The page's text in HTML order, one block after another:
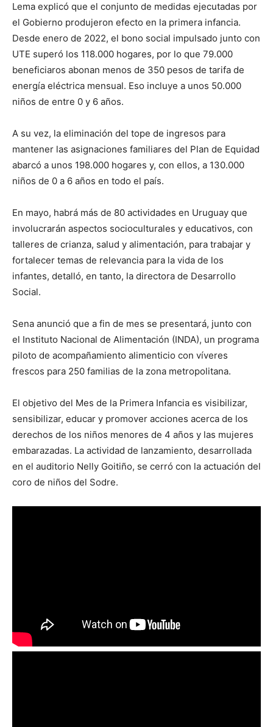
Lema explicó que el conjunto de medidas ejecutadas por
el Gobierno produjeron efecto en la primera infancia.
Desde enero de 2022, el bono social impulsado junto con
UTE superó los 118.000 hogares, por lo que 79.000
beneficiaros abonan menos de 350 pesos de tarifa de
energía eléctrica mensual. Eso incluye a unos 50.000
niños de entre 0 y 6 años.
A su vez, la eliminación del tope de ingresos para
mantener las asignaciones familiares del Plan de Equidad
abarcó a unos 198.000 hogares y, con ellos, a 130.000
niños de 0 a 6 años en todo el país.
En mayo, habrá más de 80 actividades en Uruguay que
involucrarán aspectos socioculturales y educativos, con
talleres de crianza, salud y alimentación, para trabajar y
fortalecer temas de relevancia para la vida de los
infantes, detalló, en tanto, la directora de Desarrollo
Social.
Sena anunció que a fin de mes se presentará, junto con
el Instituto Nacional de Alimentación (INDA), un programa
piloto de acompañamiento alimenticio con víveres
frescos para 250 familias de la zona metropolitana.
El objetivo del Mes de la Primera Infancia es visibilizar,
sensibilizar, educar y promover acciones acerca de los
derechos de los niños menores de 4 años y las mujeres
embarazadas. La actividad de lanzamiento, desarrollada
en el auditorio Nelly Goitiño, se cerró con la actuación del
coro de niños del Sodre.